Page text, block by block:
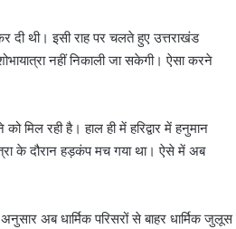
दी थी। इसी राह पर चलते हुए उत्तराखंड
नहीं निकाली जा सकेगी। ऐसा करने
रही है। हाल ही में हरिद्वार में हनुमान
के दौरान हड़कंप मच गया था। ऐसे में अब
अब धार्मिक परिसरों से बाहर धार्मिक जुलूस